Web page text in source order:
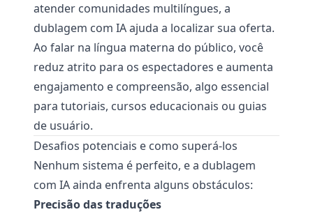
atender comunidades multilíngues, a
dublagem com IA ajuda a localizar sua oferta.
Ao falar na língua materna do público, você
reduz atrito para os espectadores e aumenta
engajamento e compreensão, algo essencial
para tutoriais, cursos educacionais ou guias
de usuário.
Desafios potenciais e como superá-los
Nenhum sistema é perfeito, e a dublagem
com IA ainda enfrenta alguns obstáculos:
Precisão das traduções